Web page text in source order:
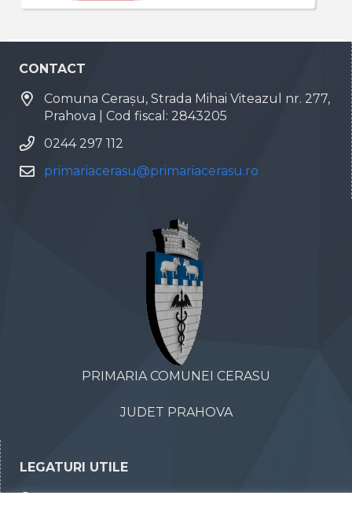
CONTACT
Comuna Cerașu, Strada Mihai Viteazul nr. 277,
Prahova | Cod fiscal: 2843205
0244 297 112
primariacerasu@primariacerasu.ro
PRIMARIA COMUNEI CERASU
JUDET PRAHOVA
LEGATURI UTILE